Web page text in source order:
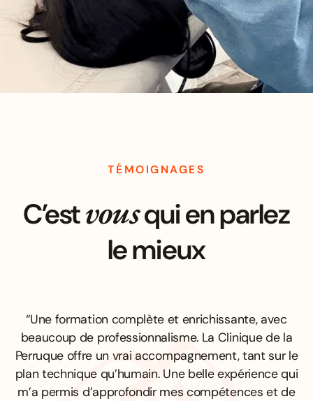
TÉMOIGNAGES
C’estvousqui en parlez
le mieux
“Une formation complète et enrichissante, avec
beaucoup de professionnalisme. La Clinique de la
Perruque offre un vrai accompagnement, tant sur le
plan technique qu’humain. Une belle expérience qui
m’a permis d’approfondir mes compétences et de